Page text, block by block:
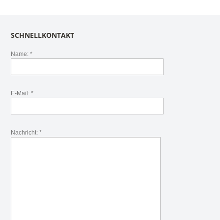
SCHNELLKONTAKT
Name: *
E-Mail: *
Nachricht: *